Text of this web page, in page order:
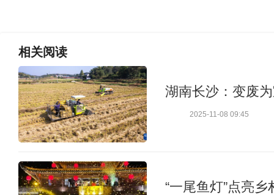
相关阅读
湖南长沙：变废
2025-11-08 09:45
“一尾鱼灯”点亮乡